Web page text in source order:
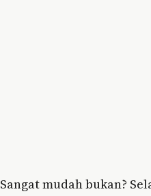
Sangat mudah bukan?